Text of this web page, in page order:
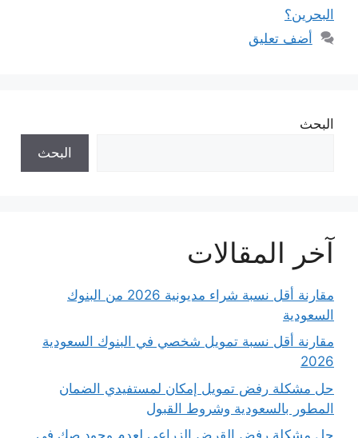
البحرين؟
أضف تعليق
البحث
البحث
آخر المقالات
مقارنة أقل نسبة شراء مديونية 2026 من البنوك
السعودية
مقارنة أقل نسبة تمويل شخصي في البنوك السعودية
2026
حل مشكلة رفض تمويل إمكان لمستفيدي الضمان
المطور بالسعودية وشروط القبول